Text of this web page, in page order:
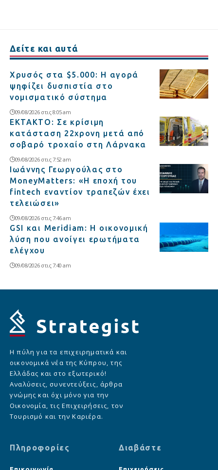
Δείτε και αυτά
Χρυσός στα $5.000: Η αγορά
ψηφίζει δυσπιστία στο
νομισματικό σύστημα
09/08/2026 στις 8:05 am
ΕΚΤΑΚΤΟ: Σε κρίσιμη
κατάσταση 22χρονη μετά από
σοβαρό τροχαίο στη Λάρνακα
09/08/2026 στις 7:52 am
Ιωάννης Γεωργούλας στο
MoneyMatters: «Η εποχή του
fintech εναντίον τραπεζών έχει
τελειώσει»
09/08/2026 στις 7:46 am
GSI και Meridiam: Η οικονομική
λύση που ανοίγει ερωτήματα
ελέγχου
09/08/2026 στις 7:40 am
Η πύλη για τα επιχειρηματικά και
οικονομικά νέα της Κύπρου, της
Ελλάδας και στο εξωτερικό!
Αναλύσεις, συνεντεύξεις, άρθρα
γνώμης και όχι μόνο για την
Οικονομία, τις Επιχειρήσεις, τον
Τουρισμό και την Καριέρα.
Πληροφορίες Διαβάστε